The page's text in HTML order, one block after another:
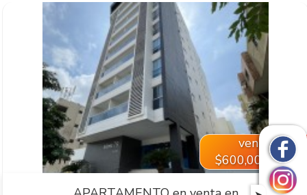
VER INMUEBLE
venta
$600,000,000